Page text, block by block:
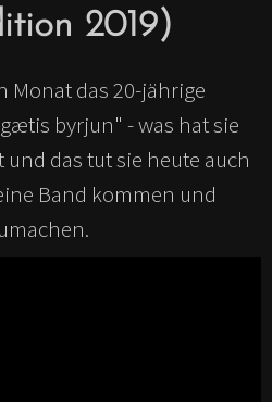
2019)
Monat das 20-jährige
byrjun" - was hat sie
das tut sie heute auch
Band kommen und